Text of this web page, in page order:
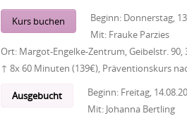
Kurs buchen Beginn: Donnerstag,
Mit: Frauke Parzies
Ort: Margot-Engelke-Zentrum, Geibelstr. 90,
↑ 8x 60 Minuten (139€), Präventionskurs
Ausgebucht Beginn: Freitag,
Mit: Johanna Bertling